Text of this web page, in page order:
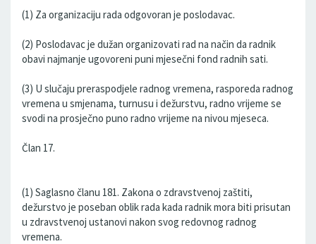
(1) Za organizaciju rada odgovoran je poslodavac.
(2) Poslodavac je dužan organizovati rad na način da radnik
obavi najmanje ugovoreni puni mjesečni fond radnih sati.
(3) U slučaju preraspodjele radnog vremena, rasporeda radnog
vremena u smjenama, turnusu i dežurstvu, radno vrijeme se
svodi na prosječno puno radno vrijeme na nivou mjeseca.
Član 17.
(1) Saglasno članu 181. Zakona o zdravstvenoj zaštiti,
dežurstvo je poseban oblik rada kada radnik mora biti prisutan
u zdravstvenoj ustanovi nakon svog redovnog radnog
vremena.